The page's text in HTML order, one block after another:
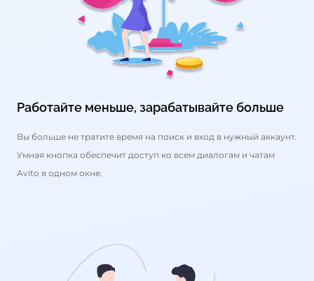
Работайте меньше, зарабатывайте больше
Вы больше не тратите время на поиск и вход в нужный аккаунт.
Умная кнопка обеспечит доступ ко всем диалогам и чатам
Avito в одном окне.